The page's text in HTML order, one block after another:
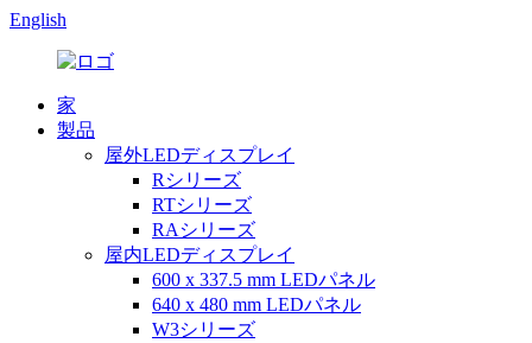
English
家
製品
屋外LEDディスプレイ
Rシリーズ
RTシリーズ
RAシリーズ
屋内LEDディスプレイ
600 x 337.5 mm LEDパネル
640 x 480 mm LEDパネル
W3シリーズ